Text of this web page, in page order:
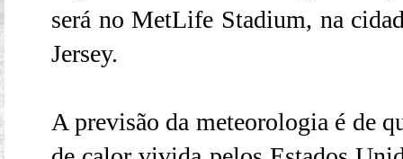
será no MetLife Stadium, na
Jersey.
A previsão da meteorologia é de